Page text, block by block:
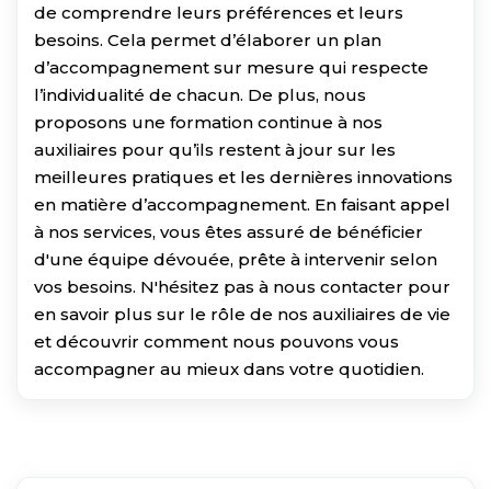
de comprendre leurs préférences et leurs
besoins. Cela permet d’élaborer un plan
d’accompagnement sur mesure qui respecte
l’individualité de chacun. De plus, nous
proposons une formation continue à nos
auxiliaires pour qu’ils restent à jour sur les
meilleures pratiques et les dernières innovations
en matière d’accompagnement. En faisant appel
à nos services, vous êtes assuré de bénéficier
d'une équipe dévouée, prête à intervenir selon
vos besoins. N'hésitez pas à nous contacter pour
en savoir plus sur le rôle de nos auxiliaires de vie
et découvrir comment nous pouvons vous
accompagner au mieux dans votre quotidien.